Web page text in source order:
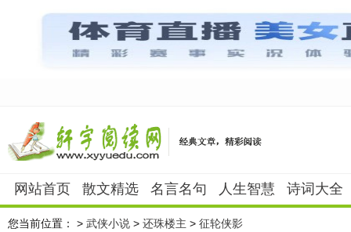
网站首页 散文精选 名言名句 人生智慧 诗词大全
您当前位置： > 武侠小说 > 还珠楼主 > 征轮侠影